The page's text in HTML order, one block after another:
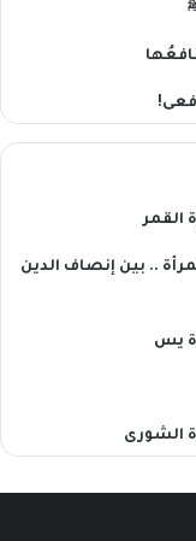
القمر
.. بين إنصاف الدين
يس
الشورى